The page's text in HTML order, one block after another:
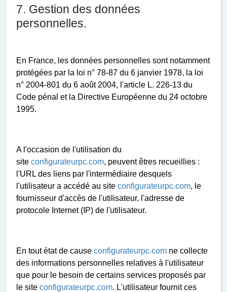
7. Gestion des données
personnelles.
En France, les données personnelles sont notamment
protégées par la loi n° 78-87 du 6 janvier 1978, la loi
n° 2004-801 du 6 août 2004, l'article L. 226-13 du
Code pénal et la Directive Européenne du 24 octobre
1995.
A l'occasion de l'utilisation du
site configurateurpc.com, peuvent êtres recueillies :
l'URL des liens par l'intermédiaire desquels
l'utilisateur a accédé au site configurateurpc.com, le
fournisseur d'accès de l'utilisateur, l'adresse de
protocole Internet (IP) de l'utilisateur.
En tout état de cause configurateurpc.com ne collecte
des informations personnelles relatives à l'utilisateur
que pour le besoin de certains services proposés par
le site configurateurpc.com. L'utilisateur fournit ces